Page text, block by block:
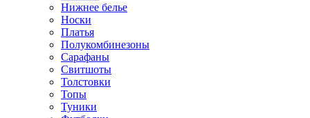
Нижнее белье
Носки
Платья
Полукомбинезоны
Сарафаны
Свитшоты
Толстовки
Топы
Туники